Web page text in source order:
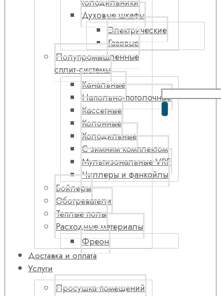
холодильники
Духовые шкафы
Электрические
Газовые
Полупромышленные
сплит-системы
Канальные
Напольно-потолочные
Кассетные
Колонные
Холодильные
С зимним комплектом
Мультизональные VRF
Чиллеры и фанкойлы
Бойлеры
Обогреватели
Теплые полы
Расходные материалы
Фреон
Доставка и оплата
Услуги
Просушка помещений